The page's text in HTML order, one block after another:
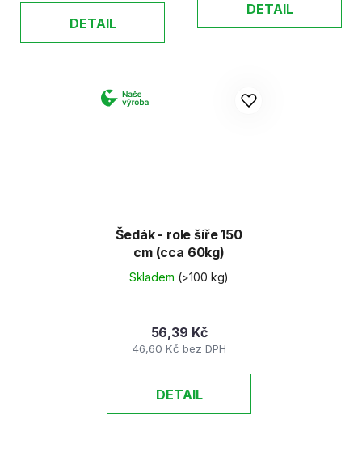
DETAIL
DETAIL
Šedák - role šíře 150
cm (cca 60kg)
Skladem (>100 kg)
46,60 Kč bez DPH
56,39 Kč
DETAIL